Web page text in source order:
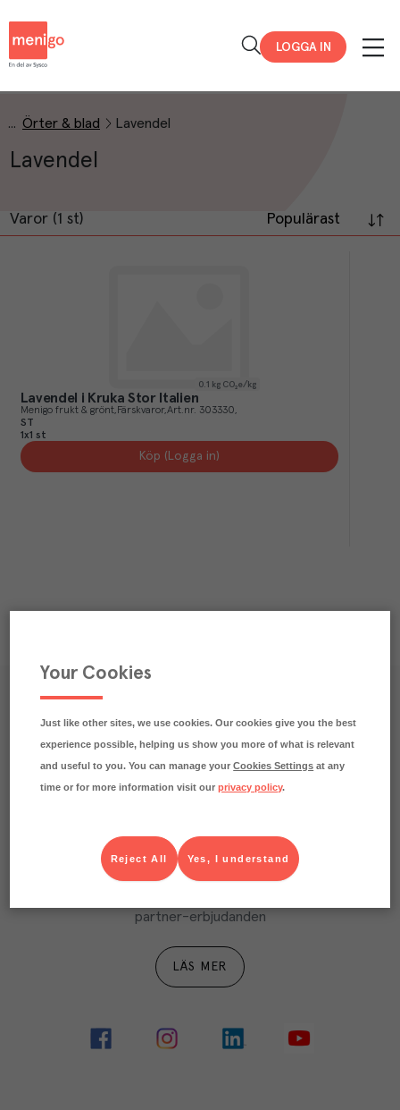
LOGGA IN
Örter & blad Lavendel
Lavendel
Varor (1 st) Populärast
0.1 kg CO₂e/kg
Lavendel i Kruka Stor Italien
Menigo frukt & grönt Färskvaror Art.nr. 303330
ST
1x1 st
Köp (Logga in)
Ta del av Menigo Partner
partner-erbjudanden
LÄS MER
Your Cookies
Just like other sites, we use cookies. Our cookies give you the best
experience possible, helping us show you more of what is relevant
and useful to you. You can manage yourCookies Settings at any
time or for more information visit ourprivacy policy.
Yes, I understand
Reject All